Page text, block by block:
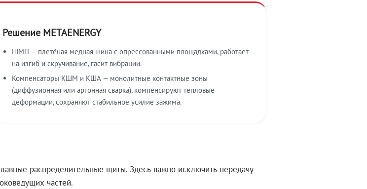
Решение METAENERGY
ШМП — плетёная медная шина с опрессованными площадками, работает
на изгиб и скручивание, гасит вибрации.
Компенсаторы КШМ и КША — монолитные контактные зоны
(диффузионная или аргонная сварка), компенсируют тепловые
деформации, сохраняют стабильное усилие зажима.
распределительные щиты. Здесь важно исключить передачу
частей.